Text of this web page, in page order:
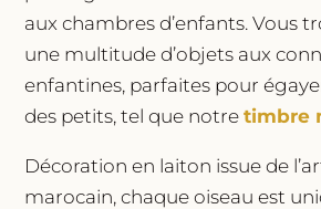
aux chambres d’enfants. Vous
une multitude d’objets aux
enfantines, parfaites pour
des petits, tel que notretimbre
Décoration en laiton issue de
marocain, chaque oiseau est